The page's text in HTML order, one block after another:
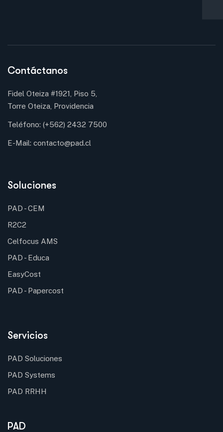
Contáctanos
Fidel Oteiza #1921, Piso 5,
Torre Oteiza, Providencia
Teléfono: (+562) 2432 7500
E-Mail: contacto@pad.cl
Soluciones
PAD - CEM
R2C2
Celfocus AMS
PAD - Educa
EasyCost
PAD - Papercost
Servicios
PAD Soluciones
PAD Systems
PAD RRHH
PAD